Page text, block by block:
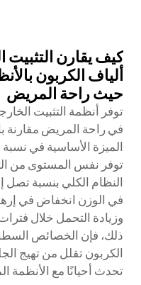
كيف يقارن
ألياف الكربون
حيث راحة المريض
توفر أنظمة التثبيت
في راحة المريض مقارنة
الميزة الأساسية في نسبة
توفر نفس المستوى من
في الوزن انخفاض في
وزيادة التحمل خلال
ذلك، فإن الخصائص
الكربون تقلل من تهيج
تحدث أحيانًا مع الأنظمة